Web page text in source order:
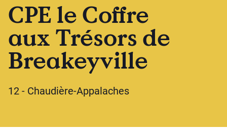
CPE le Coffre
aux Trésors de
Breakeyville
12 - Chaudière-Appalaches